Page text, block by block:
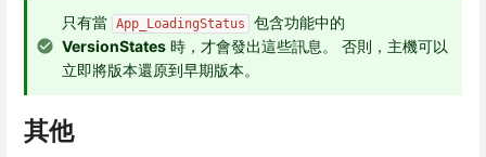
只有當 App_LoadingStatus
包含功能中的
VersionStates 時，才會發出這些訊息。 否則，主機可以
立即將版本還原到早期版本。
其他